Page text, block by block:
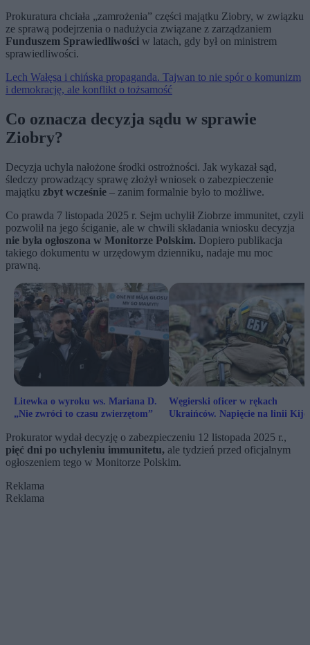
Prokuratura chciała „zamrożenia” części majątku Ziobry, w związku
ze sprawą podejrzenia o nadużycia związane z zarządzaniem
Funduszem Sprawiedliwości w latach, gdy był on ministrem
sprawiedliwości.
Lech Wałęsa i chińska propaganda. Tajwan to nie spór o komunizm
i demokrację, ale konflikt o tożsamość
Co oznacza decyzja sądu w sprawie
Ziobry?
Decyzja uchyla nałożone środki ostrożności. Jak wykazał sąd,
śledczy prowadzący sprawę złożył wniosek o zabezpieczenie
majątku zbyt wcześnie – zanim formalnie było to możliwe.
Co prawda 7 listopada 2025 r. Sejm uchylił Ziobrze immunitet, czyli
pozwolił na jego ściganie, ale w chwili składania wniosku decyzja
nie była ogłoszona w Monitorze Polskim. Dopiero publikacja
takiego dokumentu w urzędowym dzienniku, nadaje mu moc
prawną.
Litewka o wyroku ws. Mariana D.
„Nie zwróci to czasu zwierzętom”
Węgierski oficer w rękach
Ukraińców. Napięcie na linii
Prokurator wydał decyzję o zabezpieczeniu 12 listopada 2025 r.,
pięć dni po uchyleniu immunitetu, ale tydzień przed oficjalnym
ogłoszeniem tego w Monitorze Polskim.
Reklama
Reklama